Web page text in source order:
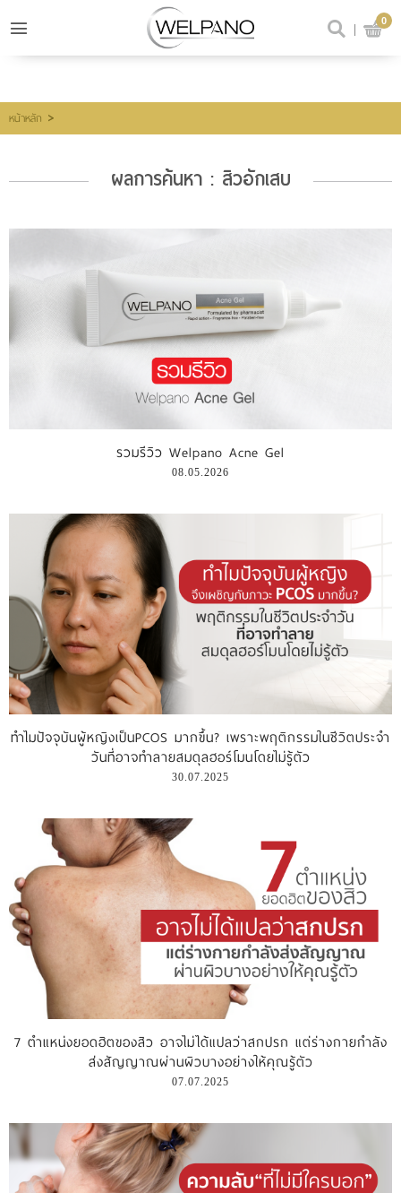
@welpano
ขั้นตอนการสั่งซื้อ
โปรโมชั่น
ติดต่อเรา
0
หน้าหลัก >
ผลการค้นหา : สิวอักเสบ
รวมรีวิว Welpano Acne Gel
08.05.2026
ทำไมปัจจุบันผู้หญิงเป็นPCOS มากขึ้น? เพราะพฤติกรรมในชีวิตประจำ
วันที่อาจทำลายสมดุลฮอร์โมนโดยไม่รู้ตัว
30.07.2025
7 ตำแหน่งยอดฮิตของสิว อาจไม่ได้แปลว่าสกปรก แต่ร่างกายกำลัง
ส่งสัญญาณผ่านผิวบางอย่างให้คุณรู้ตัว
07.07.2025